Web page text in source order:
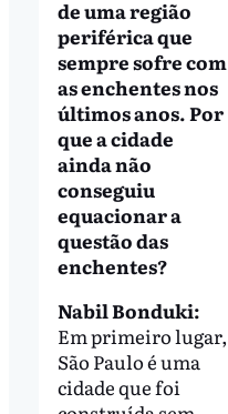
de uma região
periférica que
sempre sofre com
as enchentes nos
últimos anos. Por
que a cidade
ainda não
conseguiu
equacionar a
questão das
enchentes?
Nabil Bonduki:
Em primeiro lugar,
São Paulo é uma
cidade que foi